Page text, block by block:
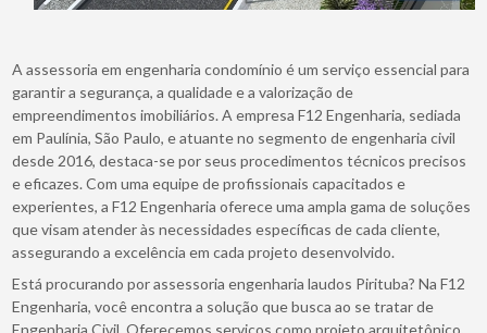
A assessoria em engenharia condomínio é um serviço essencial para
garantir a segurança, a qualidade e a valorização de
empreendimentos imobiliários. A empresa F12 Engenharia, sediada
em Paulínia, São Paulo, e atuante no segmento de engenharia civil
desde 2016, destaca-se por seus procedimentos técnicos precisos
e eficazes. Com uma equipe de profissionais capacitados e
experientes, a F12 Engenharia oferece uma ampla gama de soluções
que visam atender às necessidades específicas de cada cliente,
assegurando a excelência em cada projeto desenvolvido.
Está procurando por assessoria engenharia laudos Pirituba? Na F12
Engenharia, você encontra a solução que busca ao se tratar de
Engenharia Civil. Oferecemos serviços como projeto arquitetônico,